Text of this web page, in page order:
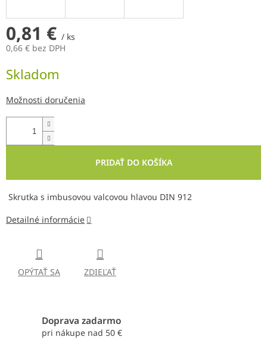
0,81 € / ks
0,66 € bez DPH
cena:
Skladom
Možnosti doručenia
PRIDAŤ DO KOŠÍKA
Skrutka s imbusovou valcovou hlavou DIN 912
Detailné informácie
OPÝTAŤ SA ZDIEĽAŤ
Doprava zadarmo
pri nákupe nad 50 €